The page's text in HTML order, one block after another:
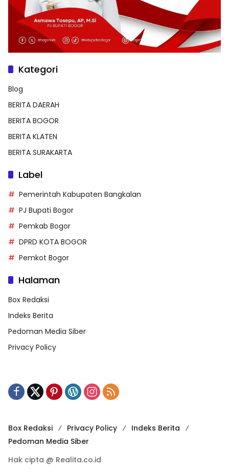
Kategori
Blog
BERITA DAERAH
BERITA BOGOR
BERITA KLATEN
BERITA SURAKARTA
Label
Pemerintah Kabupaten Bangkalan
PJ Bupati Bogor
Pemkab Bogor
DPRD KOTA BOGOR
Pemkot Bogor
Halaman
Box Redaksi
Indeks Berita
Pedoman Media Siber
Privacy Policy
Box Redaksi Privacy Policy
Indeks Berita
Pedoman Media Siber
Hak cipta @ Realita.co.id